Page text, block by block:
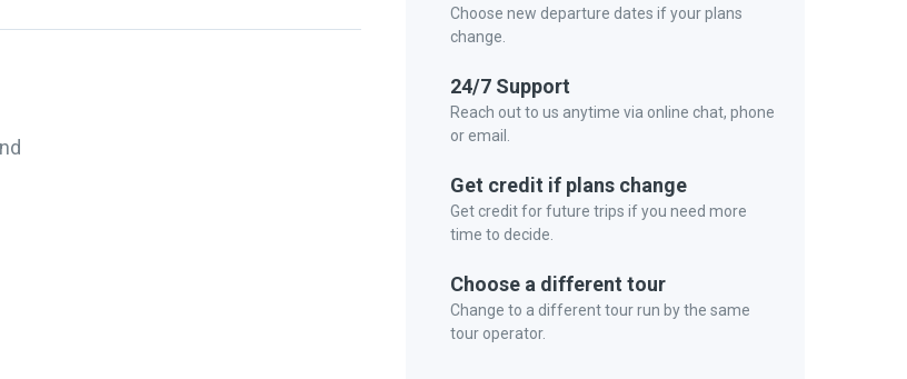
Choose new departure dates if your plans
change.
24/7 Support
Reach out to us anytime via online chat, phone
or email.
Get credit if plans change
Get credit for future trips if you need more
time to decide.
Choose a different tour
Change to a different tour run by the same
tour operator.